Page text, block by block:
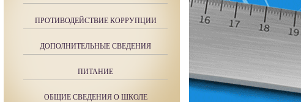
ПРОТИВОДЕЙСТВИЕ КОРРУПЦИИ
ДОПОЛНИТЕЛЬНЫЕ СВЕДЕНИЯ
ПИТАНИЕ
ОБЩИЕ СВЕДЕНИЯ О ШКОЛЕ